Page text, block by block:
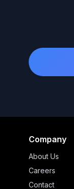
Company
About Us
Careers
Contact